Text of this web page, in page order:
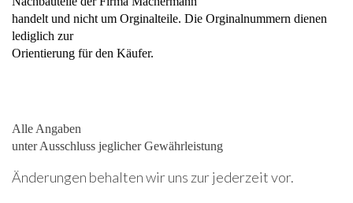
handelt und nicht um Orginalteile. Die Orginalnummern dienen
lediglich zur
Orientierung für den Käufer.
Alle Angaben
unter Ausschluss jeglicher Gewährleistung
Änderungen behalten wir uns zur jederzeit vor.